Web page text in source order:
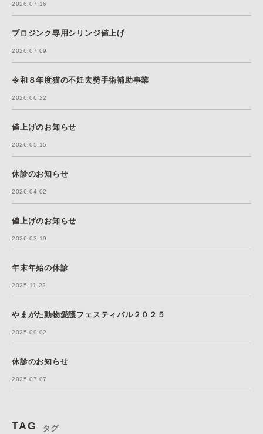
2026.07.16
プロジンク専用シリンジ値上げ
2026.07.09
令和８年度猫の不妊去勢手術補助事業
2026.06.22
値上げのお知らせ
2026.05.15
休診のお知らせ
2026.04.02
値上げのお知らせ
2026.03.19
年末年始の休診
2025.11.22
やまがた動物愛護フェスティバル２０２５
2025.09.02
休診のお知らせ
2025.07.07
TAG タグ